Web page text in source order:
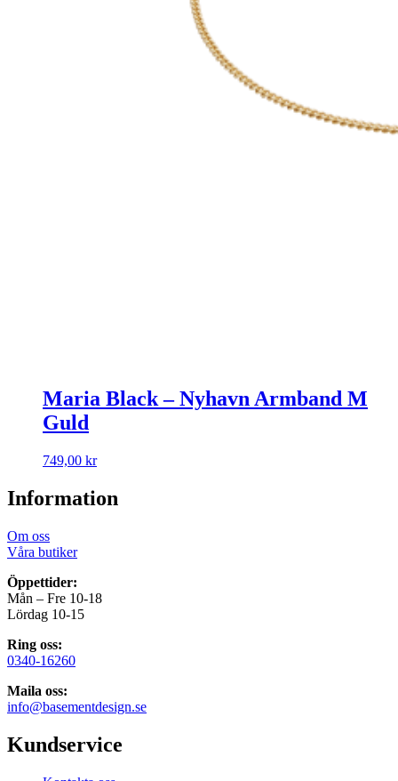
Maria Black – Nyhavn Armband M
Guld
749,00 kr
Information
Om oss
Våra butiker
Öppettider:
Mån – Fre 10-18
Lördag 10-15
Ring oss:
0340-16260
Maila oss:
info@basementdesign.se
Kundservice